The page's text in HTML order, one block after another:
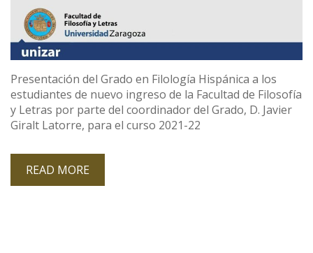
Presentación del Grado en Filología Hispánica a los
estudiantes de nuevo ingreso de la Facultad de Filosofía
y Letras por parte del coordinador del Grado, D. Javier
Giralt Latorre, para el curso 2021-22
READ MORE